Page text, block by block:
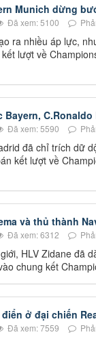
Munich dừng
Đã xem: 5100
ra nhiều áp lực,
lượt về
Đã xem: 5590
đã chỉ trích dữ
kết lượt về
và thủ thành
Đã xem: 6312
HLV Zidane đã
chung kết
ở đại chiến
Đã xem: 7559